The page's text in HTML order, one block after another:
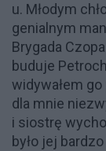
u. Młodym
genialnym
Brygada
buduje
widywałem
dla mnie
i siostrę
było jej